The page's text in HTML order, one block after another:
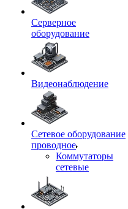
Серверное
оборудование
Видеонаблюдение
Сетевое оборудование
проводное
Коммутаторы
сетевые